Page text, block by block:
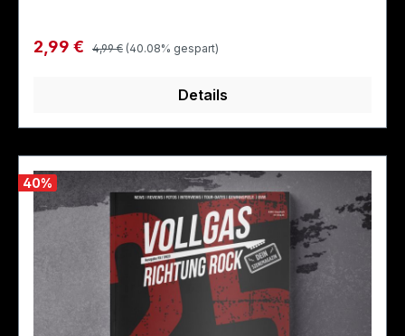
Verkaufspreis:
2,99 € Regulärer Preis:
4,99 € (40.08% gespart)
Details
40%